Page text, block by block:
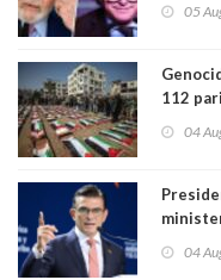
05
112
04
04